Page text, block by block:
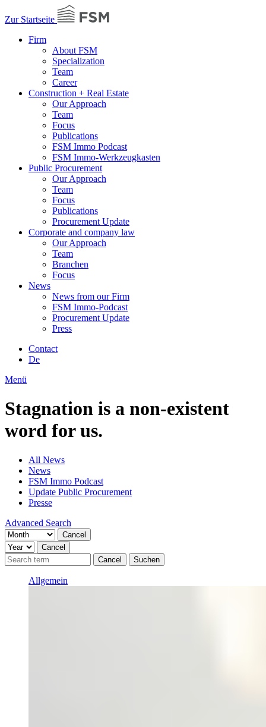
Zur Startseite
Firm
About FSM
Specialization
Team
Career
Construction + Real Estate
Our Approach
Team
Focus
Publications
FSM Immo Podcast
FSM Immo-Werkzeugkasten
Public Procurement
Our Approach
Team
Focus
Publications
Procurement Update
Corporate and company law
Our Approach
Team
Branchen
Focus
News
News from our Firm
FSM Immo-Podcast
Procurement Update
Press
Contact
De
Menü
Stagnation is a non-existent
word for us.
All News
News
FSM Immo Podcast
Update Public Procurement
Presse
Advanced Search
Cancel
Cancel
Cancel
Suchen
Allgemein